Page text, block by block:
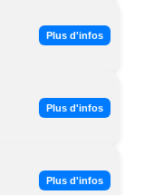
Plus d'infos
Plus d'infos
Plus d'infos